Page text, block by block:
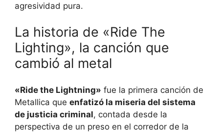
agresividad pura.
La historia de «Ride The
Lighting», la canción que
cambió al metal
«Ride the Lightning» fue la primera canción de
Metallica que enfatizó la miseria del sistema
de justicia criminal, contada desde la
perspectiva de un preso en el corredor de la